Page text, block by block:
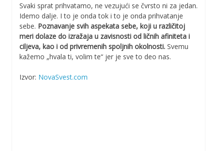
Svaki sprat prihvatamo, ne vezujući se čvrsto ni za jedan.
Idemo dalje. I to je onda tok i to je onda prihvatanje
sebe. Poznavanje svih aspekata sebe, koji u različitoj
meri dolaze do izražaja u zavisnosti od ličnih afiniteta i
ciljeva, kao i od privremenih spoljnih okolnosti. Svemu
kažemo „hvala ti, volim te“ jer je sve to deo nas.
Izvor: NovaSvest.com